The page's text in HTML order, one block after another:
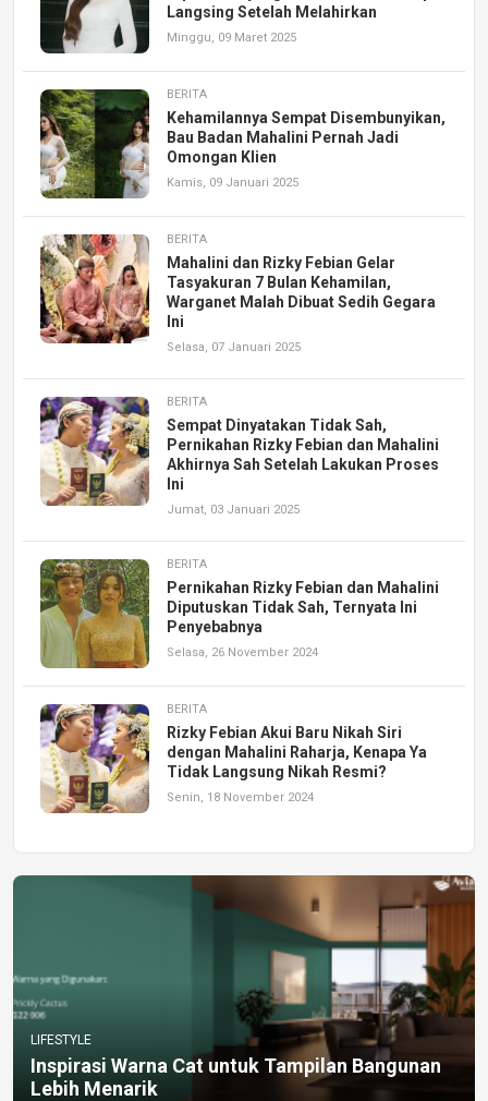
Langsing Setelah Melahirkan
Minggu, 09 Maret 2025
BERITA
Kehamilannya Sempat Disembunyikan,
Bau Badan Mahalini Pernah Jadi
Omongan Klien
Kamis, 09 Januari 2025
BERITA
Mahalini dan Rizky Febian Gelar
Tasyakuran 7 Bulan Kehamilan,
Warganet Malah Dibuat Sedih Gegara
Ini
Selasa, 07 Januari 2025
BERITA
Sempat Dinyatakan Tidak Sah,
Pernikahan Rizky Febian dan Mahalini
Akhirnya Sah Setelah Lakukan Proses
Ini
Jumat, 03 Januari 2025
BERITA
Pernikahan Rizky Febian dan Mahalini
Diputuskan Tidak Sah, Ternyata Ini
Penyebabnya
Selasa, 26 November 2024
BERITA
Rizky Febian Akui Baru Nikah Siri
dengan Mahalini Raharja, Kenapa Ya
Tidak Langsung Nikah Resmi?
Senin, 18 November 2024
LIFESTYLE
Inspirasi Warna Cat untuk Tampilan Bangunan
Lebih Menarik